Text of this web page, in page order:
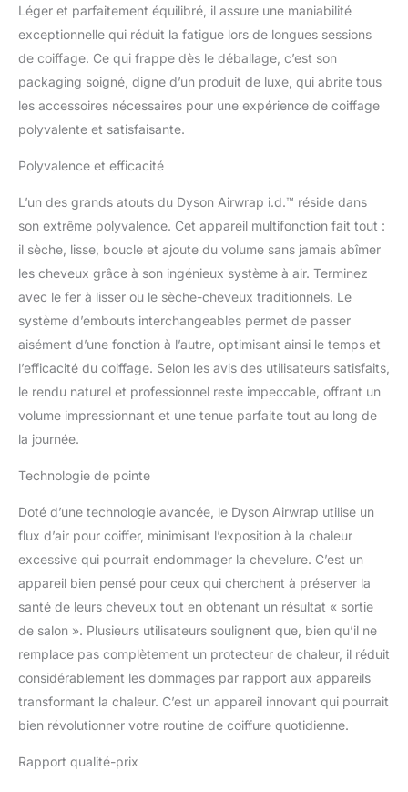
parfaites et homogènes,
à chaque fois. Outil de
1. Séchez, bouclez,
ondulez, sculptez,
détendez et diffusez
chaleur Le bouton d’air
froid désactive
chauffant et diffuse un
flux d’air froid pour fixer
la coiffure.
Léger et parfaitement équilibré, il assure une maniabilité
exceptionnelle qui réduit la fatigue lors de longues sessions
de coiffage. Ce qui frappe dès le déballage, c’est son
packaging soigné, digne d’un produit de luxe, qui abrite tous
les accessoires nécessaires pour une expérience de coiffage
polyvalente et satisfaisante.
Polyvalence et efficacité
L’un des grands atouts du Dyson Airwrap i.d.™ réside dans
son extrême polyvalence. Cet appareil multifonction fait tout :
il sèche, lisse, boucle et ajoute du volume sans jamais abîmer
les cheveux grâce à son ingénieux système à air. Terminez
avec le fer à lisser ou le sèche-cheveux traditionnels. Le
système d’embouts interchangeables permet de passer
aisément d’une fonction à l’autre, optimisant ainsi le temps et
l’efficacité du coiffage. Selon les avis des utilisateurs satisfaits,
le rendu naturel et professionnel reste impeccable, offrant un
volume impressionnant et une tenue parfaite tout au long de
la journée.
Technologie de pointe
Doté d’une technologie avancée, le Dyson Airwrap utilise un
flux d’air pour coiffer, minimisant l’exposition à la chaleur
excessive qui pourrait endommager la chevelure. C’est un
appareil bien pensé pour ceux qui cherchent à préserver la
santé de leurs cheveux tout en obtenant un résultat « sortie
de salon ». Plusieurs utilisateurs soulignent que, bien qu’il ne
remplace pas complètement un protecteur de chaleur, il réduit
considérablement les dommages par rapport aux appareils
transformant la chaleur. C’est un appareil innovant qui pourrait
bien révolutionner votre routine de coiffure quotidienne.
Rapport qualité-prix